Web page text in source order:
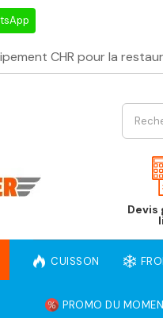
CHR pour la
Devis
CUISSON
PROMO DU